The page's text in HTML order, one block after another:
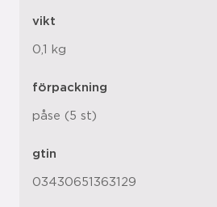
vikt
0,1 kg
förpackning
påse (5 st)
gtin
03430651363129